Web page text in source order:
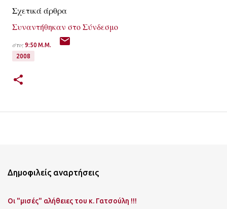
Σχετικά άρθρα
Συναντήθηκαν στο Σύνδεσμο
στις9:50 Μ.Μ.
2008
Δημοφιλείς αναρτήσεις
Οι "μισές" αλήθειες του κ. Γατσούλη !!!